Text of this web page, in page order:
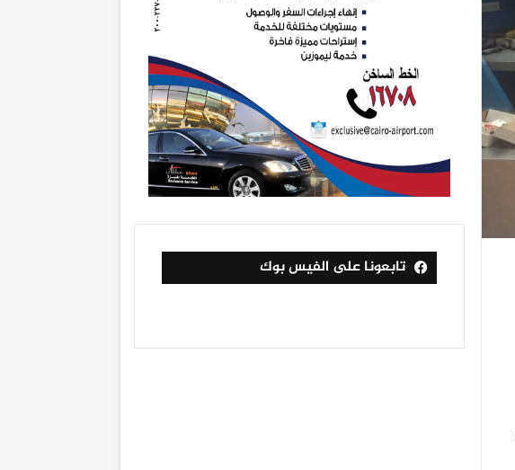
تابعونا على الفيس بوك